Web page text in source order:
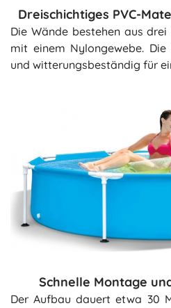
Dreischichtiges PVC-
Die Wände bestehen aus
mit einem Nylongewebe.
und witterungsbeständig für
Schnelle Montage
Der Aufbau dauert etwa 30